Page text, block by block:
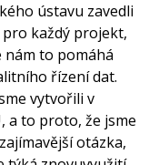
ústavu zavedli
každý projekt,
nám to pomáhá
řízení dat.
vytvořili v
a to proto, že jsme
otázka,